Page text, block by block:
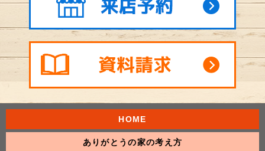
HOME
ありがとうの家の考え方